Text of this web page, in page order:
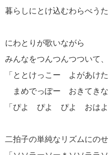
暮らしにとけ込むわらべうた
にわとりが歌いながら
みんなをつんつんつついて
「ととけっこー よがあけ
まめでっぽー おきてきな
「ぴよ ぴよ ぴよ おはよ
二拍子の単純なリズムにのせ